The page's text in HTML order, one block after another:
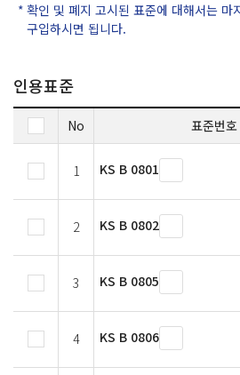
확인 및 폐지 고시된 표준에 대해서는 마
구입하시면 됩니다.
인용표준
No 표준번호
1 KS B 0801
2 KS B 0802
3 KS B 0805
4 KS B 0806